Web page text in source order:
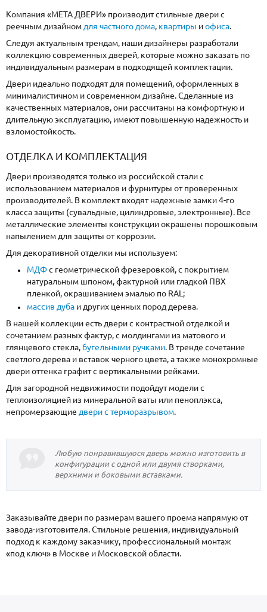
Компания «МЕТА ДВЕРИ» производит стильные двери с
реечным дизайном для частного дома, квартиры иофиса.
Следуя актуальным трендам, наши дизайнеры разработали
коллекцию современных дверей, которые можно заказать по
индивидуальным размерам в подходящей комплектации.
Двери идеально подходят для помещений, оформленных в
минималистичном и современном дизайне. Сделанные из
качественных материалов, они рассчитаны на комфортную и
длительную эксплуатацию, имеют повышенную надежность и
взломостойкость.
ОТДЕЛКА И КОМПЛЕКТАЦИЯ
Двери производятся только из российской стали с
использованием материалов и фурнитуры от проверенных
производителей. В комплект входят надежные замки 4-го
класса защиты (сувальдные, цилиндровые, электронные). Все
металлические элементы конструкции окрашены порошковым
напылением для защиты от коррозии.
Для декоративной отделки мы используем:
МДФс геометрической фрезеровкой, с покрытием
натуральным шпоном, фактурной или гладкой ПВХ
пленкой, окрашиванием эмалью по RAL;
массив дуба и других ценных пород дерева.
В нашей коллекции есть двери с контрастной отделкой и
сочетанием разных фактур, с молдингами из матового и
глянцевого стекла,бугельными ручками. В тренде сочетание
светлого дерева и вставок черного цвета, а также монохромные
двери оттенка графит с вертикальными рейками.
Для загородной недвижимости подойдут модели с
теплоизоляцией из минеральной ваты или пеноплэкса,
непромерзающие двери с терморазрывом.
Любую понравившуюся дверь можно изготовить в
конфигурации с одной или двумя створками,
верхними и боковыми вставками.
Заказывайте двери по размерам вашего проема напрямую от
завода-изготовителя. Стильные решения, индивидуальный
подход к каждому заказчику, профессиональный монтаж
«под ключ» в Москве и Московской области.